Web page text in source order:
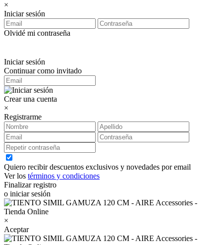
×
Iniciar sesión
Olvidé mi contraseña
Iniciar sesión
Continuar como invitado
Crear una cuenta
×
Registrarme
Quiero recibir descuentos exclusivos y novedades por email
Ver los términos y condiciones
Finalizar registro
o iniciar sesión
×
Aceptar